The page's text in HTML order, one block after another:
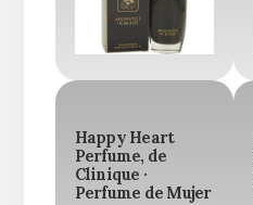
Happy Heart
Perfume, de
Clinique ·
Perfume de Mujer